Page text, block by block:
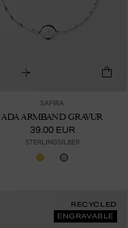
SAFIRA
ADA ARMBAND GRAVUR
39.00 EUR
STERLINGSILBER
RECYCLED
ENGRAVABLE